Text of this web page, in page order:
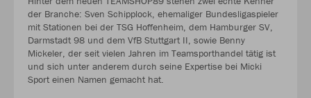
der Branche: Sven Schipplock, ehemaliger Bundesligaspieler
mit Stationen bei der TSG Hoffenheim, dem Hamburger SV,
Darmstadt 98 und dem VfB Stuttgart II, sowie Benny
Mickeler, der seit vielen Jahren im Teamsporthandel tätig ist
und sich unter anderem durch seine Expertise bei Micki
Sport einen Namen gemacht hat.